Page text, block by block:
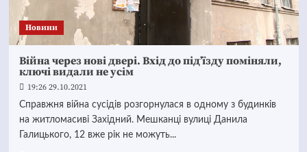
Новини
Війна через нові двері. Вхід до під’їзду поміняли,
ключі видали не усім
19:26 29.10.2021
Справжня війна сусідів розгорнулася в одному з будинків
на житломасиві Західний. Мешканці вулиці Данила
Галицького, 12 вже рік не можуть...